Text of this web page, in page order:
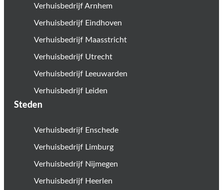
Verhuisbedrijf Arnhem
Verhuisbedrijf Eindhoven
Verhuisbedrijf Maasstricht
Verhuisbedrijf Utrecht
Verhuisbedrijf Leeuwarden
Verhuisbedrijf Leiden
Steden
Verhuisbedrijf Enschede
Verhuisbedrijf Limburg
Verhuisbedrijf Nijmegen
Verhuisbedrijf Heerlen